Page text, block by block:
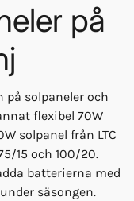
på
solpaneler och
flexibel 70W
solpanel från LTC
15 och 100/20.
batterierna med
säsongen.